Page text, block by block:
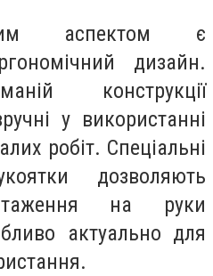
аспектом є
дизайн.
конструкції
у використанні
робіт. Спеціальні
дозволяють
на руки
актуально для